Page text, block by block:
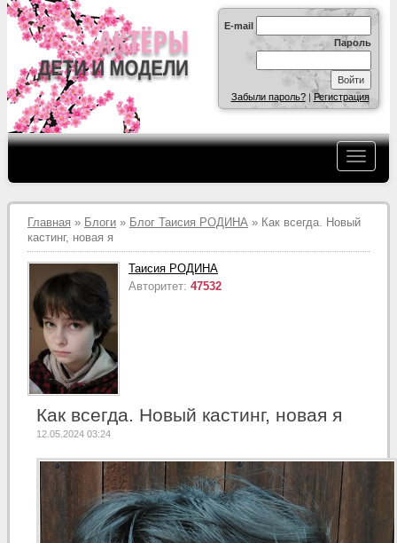
E-mail
Пароль
Забыли пароль?|Регистрация
Главная » Блоги » Блог Таисия РОДИНА » Как всегда. Новый
кастинг, новая я
Таисия РОДИНА
Авторитет: 47532
Как всегда. Новый кастинг, новая я
12.05.2024 03:24